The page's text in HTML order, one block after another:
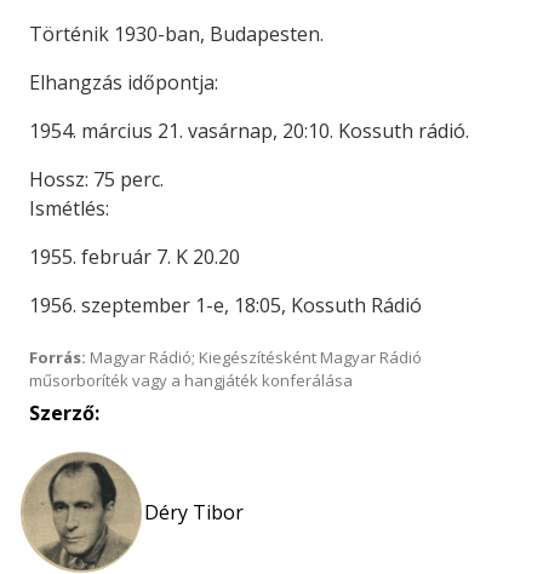
Történik 1930-ban, Budapesten.
Elhangzás időpontja:
1954. március 21. vasárnap, 20:10. Kossuth rádió.
Hossz: 75 perc.
Ismétlés:
1955. február 7. K 20.20
1956. szeptember 1-e, 18:05, Kossuth Rádió
Forrás: Magyar Rádió; Kiegészítésként Magyar Rádió
műsorboríték vagy a hangjáték konferálása
Szerző:
Déry Tibor